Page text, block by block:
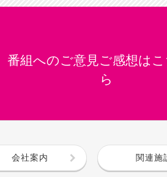
番組へのご意見ご感想は
ら
会社案内 関連施